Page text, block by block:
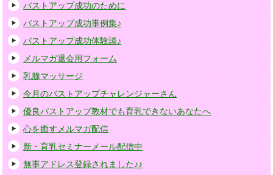
バストアップ成功のために
バストアップ成功事例集♪
バストアップ成功体験談♪
メルマガ退会用フォーム
乳腺マッサージ
今月のバストアップチャレンジャーさん
優良バストアップ教材でも育乳できないあなたへ
心を癒すメルマガ配信
新・育乳セミナーメール配信中
無事アドレス登録されました♪♪